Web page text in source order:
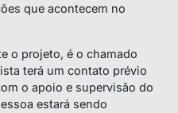
que acontecem no
o projeto, é o chamado
terá um contato prévio
o apoio e supervisão do
estará sendo